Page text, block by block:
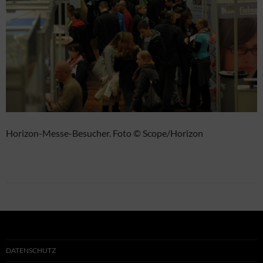
Horizon-Messe-Besucher. Foto © Scope/Horizon
DATENSCHUTZ